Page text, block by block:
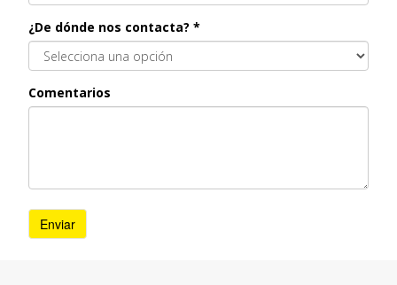
¿De dónde nos contacta? *
Comentarios